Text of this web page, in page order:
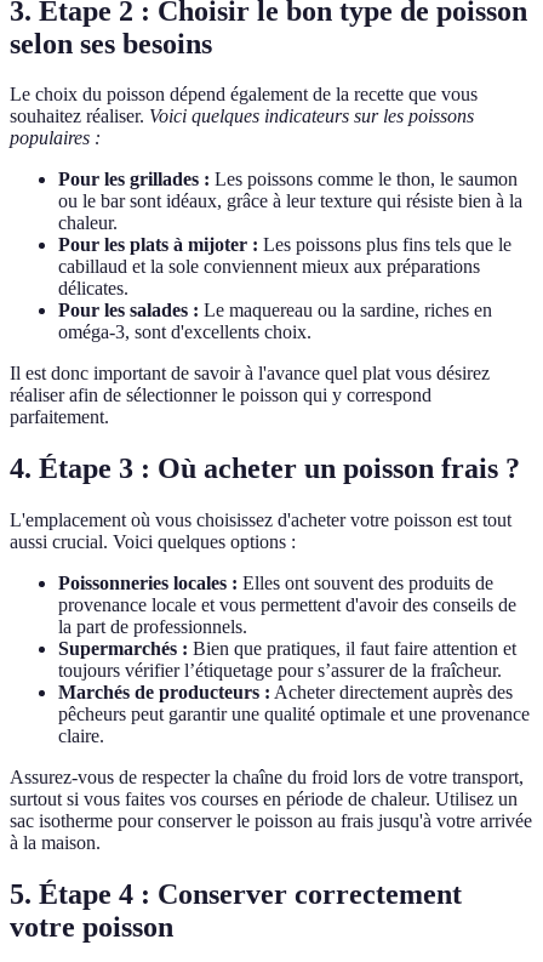
3. Étape 2 : Choisir le bon type de poisson
selon ses besoins
Le choix du poisson dépend également de la recette que vous
souhaitez réaliser. Voici quelques indicateurs sur les poissons
populaires :
Pour les grillades : Les poissons comme le thon, le saumon
ou le bar sont idéaux, grâce à leur texture qui résiste bien à la
chaleur.
Pour les plats à mijoter : Les poissons plus fins tels que le
cabillaud et la sole conviennent mieux aux préparations
délicates.
Pour les salades : Le maquereau ou la sardine, riches en
oméga-3, sont d'excellents choix.
Il est donc important de savoir à l'avance quel plat vous désirez
réaliser afin de sélectionner le poisson qui y correspond
parfaitement.
4. Étape 3 : Où acheter un poisson frais ?
L'emplacement où vous choisissez d'acheter votre poisson est tout
aussi crucial. Voici quelques options :
Poissonneries locales : Elles ont souvent des produits de
provenance locale et vous permettent d'avoir des conseils de
la part de professionnels.
Supermarchés : Bien que pratiques, il faut faire attention et
toujours vérifier l’étiquetage pour s’assurer de la fraîcheur.
Marchés de producteurs : Acheter directement auprès des
pêcheurs peut garantir une qualité optimale et une provenance
claire.
Assurez-vous de respecter la chaîne du froid lors de votre transport,
surtout si vous faites vos courses en période de chaleur. Utilisez un
sac isotherme pour conserver le poisson au frais jusqu'à votre arrivée
à la maison.
5. Étape 4 : Conserver correctement
votre poisson